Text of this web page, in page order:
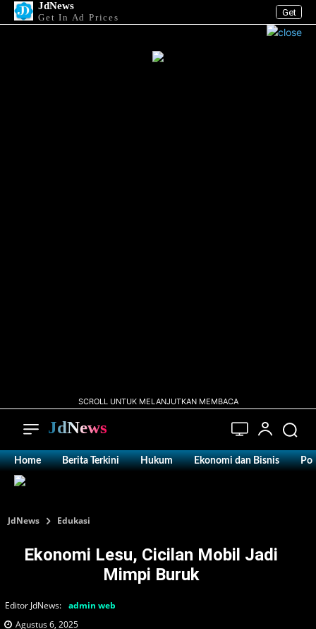
Get
JdNews
Get In Ad Prices
SCROLL UNTUK MELANJUTKAN MEMBACA
JdNews
Home Berita Terkini Hukum Ekonomi dan Bisnis
JdNews Edukasi
Ekonomi Lesu, Cicilan Mobil Jadi
Mimpi Buruk
Editor JdNews: admin web
Agustus 6, 2025